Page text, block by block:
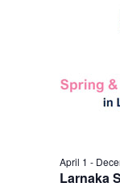
Larnaka
April 1 -